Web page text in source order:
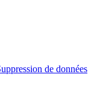
de données